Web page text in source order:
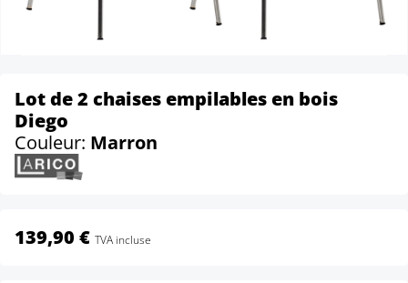
Lot de 2 chaises empilables en bois
Diego
Couleur: Marron
139,90 € TVA incluse